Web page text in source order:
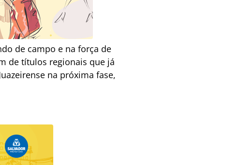
de campo e na força de
de títulos regionais que já
na próxima fase,